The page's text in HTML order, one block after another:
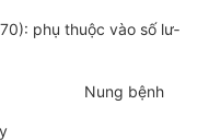
phụ thuộc vào số lư­
% Nung bệnh